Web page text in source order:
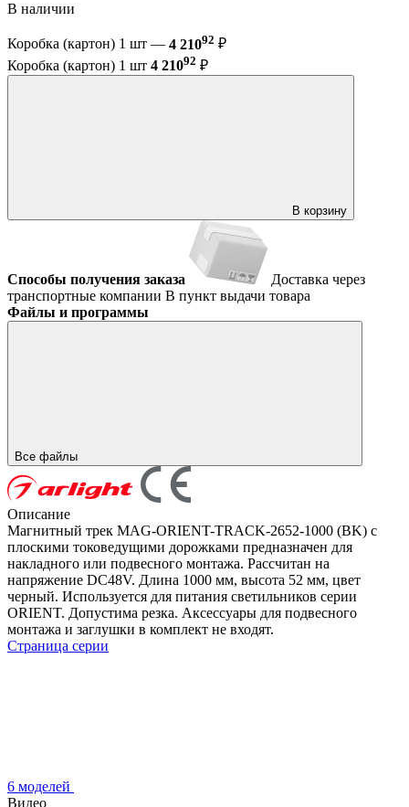
В наличии
Коробка (картон) 1 шт — 4 21092 ₽
Коробка (картон) 1 шт 4 21092 ₽
В корзину
Способы получения заказа
Доставка через
транспортные компании В пункт выдачи товара
Файлы и программы
Все файлы
Описание
Магнитный трек MAG-ORIENT-TRACK-2652-1000 (BK) с
плоскими токоведущими дорожками предназначен для
накладного или подвесного монтажа. Рассчитан на
напряжение DC48V. Длина 1000 мм, высота 52 мм, цвет
черный. Используется для питания светильников серии
ORIENT. Допустима резка. Аксессуары для подвесного
монтажа и заглушки в комплект не входят.
Страница серии
6 моделей
Видео